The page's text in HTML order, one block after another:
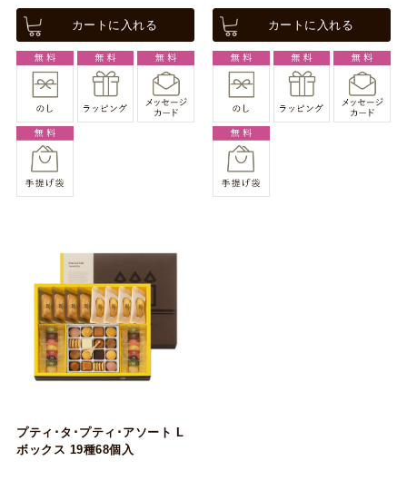
カートに入れる カートに入れる
プティ･タ･プティ･アソート L
ボックス 19種68個入